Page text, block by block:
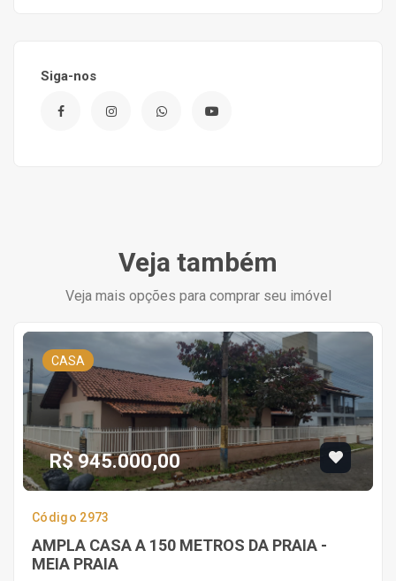
Siga-nos
Veja também
Veja mais opções para comprar seu imóvel
CASA
R$ 945.000,00
Código 2973
AMPLA CASA A 150 METROS DA PRAIA -
MEIA PRAIA